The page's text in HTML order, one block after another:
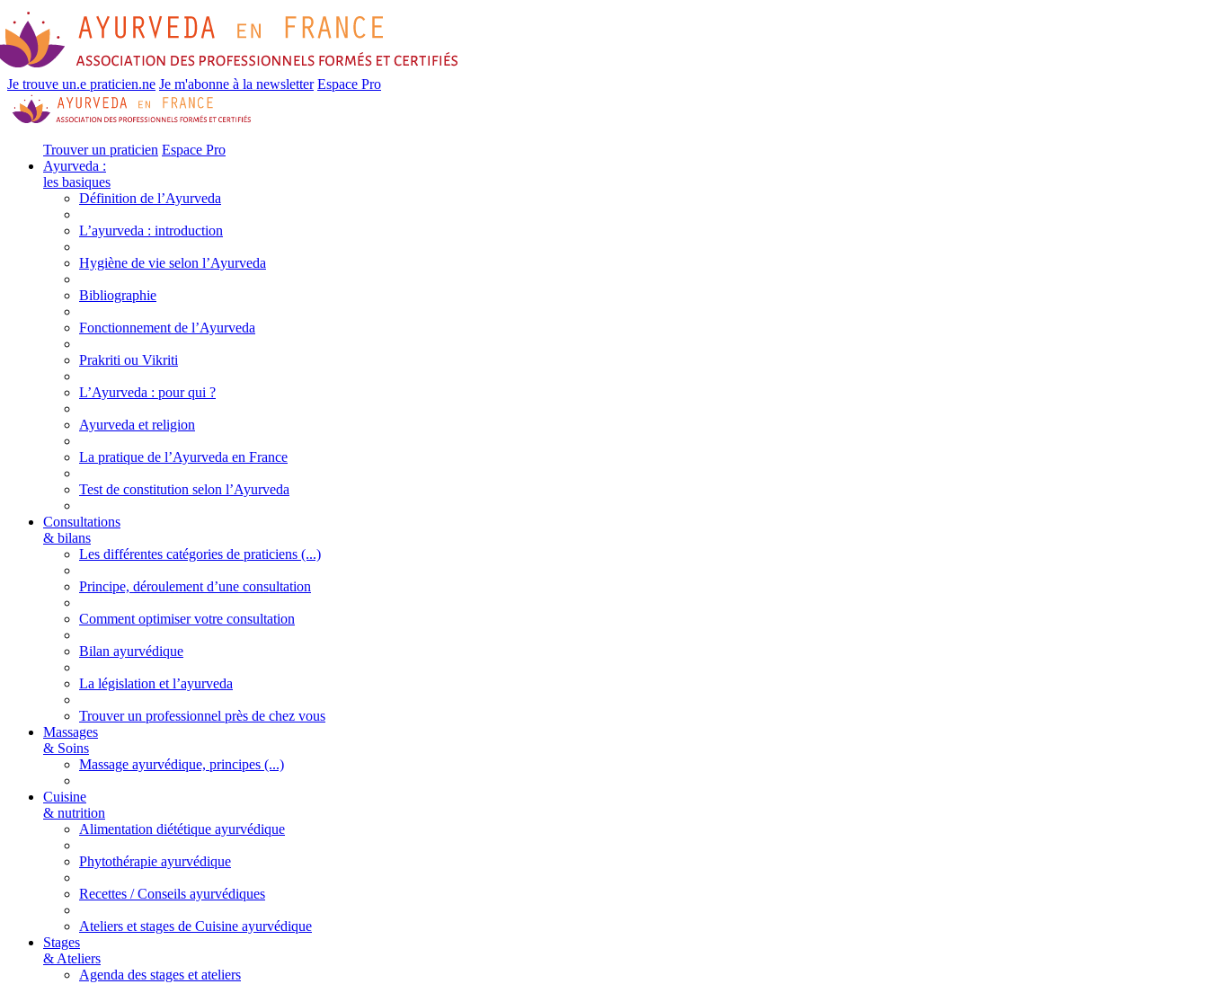
Je trouve un.e praticien.ne Je m'abonne à la newsletter Espace Pro
Trouver un praticien Espace Pro
Ayurveda :
les basiques
Définition de l’Ayurveda
L’ayurveda : introduction
Hygiène de vie selon l’Ayurveda
Bibliographie
Fonctionnement de l’Ayurveda
Prakriti ou Vikriti
L’Ayurveda : pour qui ?
Ayurveda et religion
La pratique de l’Ayurveda en France
Test de constitution selon l’Ayurveda
Consultations
& bilans
Les différentes catégories de praticiens (...)
Principe, déroulement d’une consultation
Comment optimiser votre consultation
Bilan ayurvédique
La législation et l’ayurveda
Trouver un professionnel près de chez vous
Massages
& Soins
Massage ayurvédique, principes (...)
Cuisine
& nutrition
Alimentation diététique ayurvédique
Phytothérapie ayurvédique
Recettes / Conseils ayurvédiques
Ateliers et stages de Cuisine ayurvédique
Stages
& Ateliers
Agenda des stages et ateliers